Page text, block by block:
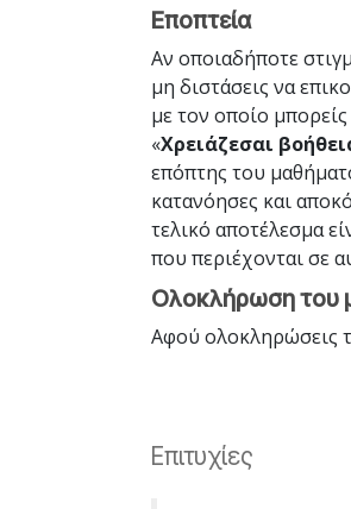
Εποπτεία
Αν οποιαδήποτε
μη διστάσεις να
με τον οποίο
«Χρειάζεσαι
επόπτης του
κατανόησες και
τελικό αποτέλεσμα
που περιέχονται σε
Ολοκλήρωση του
Αφού ολοκληρώσεις
Επιτυχίες